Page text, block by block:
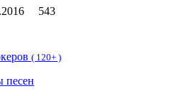
543
( 120+ )
песен